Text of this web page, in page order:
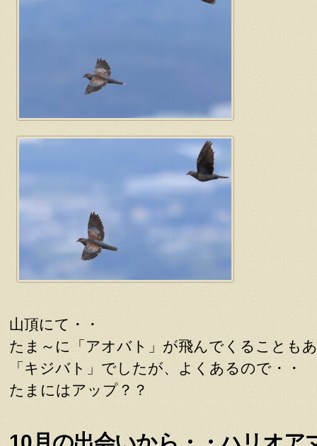
山頂にて・・
たま～に「アオバト」が飛んでくることも
「キジバト」でしたが、よくあるので・・
たまにはアップ？？